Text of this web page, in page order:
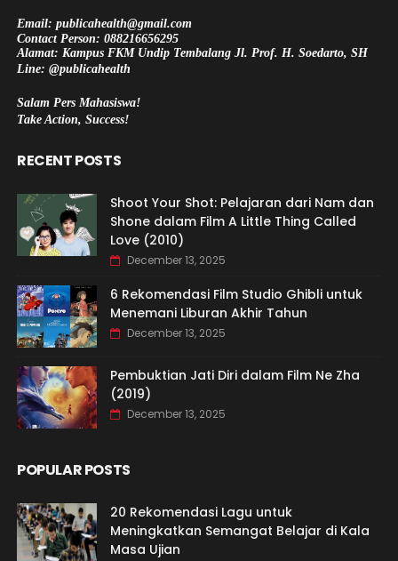
Email: publicahealth@gmail.com
Contact Person: 088216656295
Alamat: Kampus FKM Undip Tembalang Jl. Prof. H. Soedarto, SH
Line: @publicahealth
Salam Pers Mahasiswa!
Take Action, Success!
RECENT POSTS
Shoot Your Shot: Pelajaran dari Nam dan
Shone dalam Film A Little Thing Called
Love (2010)
December 13, 2025
6 Rekomendasi Film Studio Ghibli untuk
Menemani Liburan Akhir Tahun
December 13, 2025
Pembuktian Jati Diri dalam Film Ne Zha
(2019)
December 13, 2025
POPULAR POSTS
20 Rekomendasi Lagu untuk
Meningkatkan Semangat Belajar di Kala
Masa Ujian